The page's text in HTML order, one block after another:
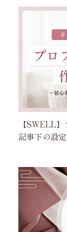
【SWELL
記事下の設